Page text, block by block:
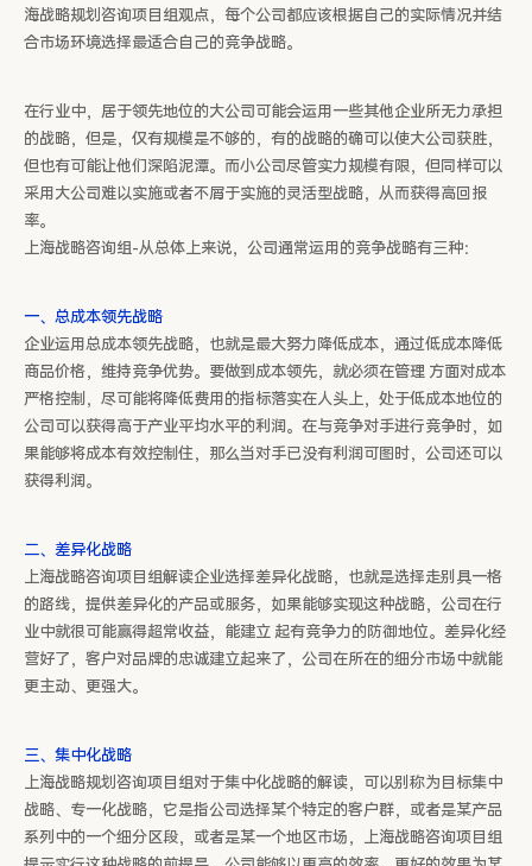
海战略规划咨询项目组观点，每个公司都应该根据自己的实际情况并结
合市场环境选择最适合自己的竞争战略。
在行业中，居于领先地位的大公司可能会运用一些其他企业所无力承担
的战略，但是，仅有规模是不够的，有的战略的确可以使大公司获胜，
但也有可能让他们深陷泥潭。而小公司尽管实力规模有限，但同样可以
采用大公司难以实施或者不屑于实施的灵活型战略，从而获得高回报
率。
上海战略咨询组-从总体上来说，公司通常运用的竞争战略有三种：
一、总成本领先战略
企业运用总成本领先战略，也就是最大努力降低成本，通过低成本降低
商品价格，维持竞争优势。要做到成本领先，就必须在管理 方面对成本
严格控制，尽可能将降低费用的指标落实在人头上，处于低成本地位的
公司可以获得高于产业平均水平的利润。在与竞争对手进行竞争时，如
果能够将成本有效控制住，那么当对手已没有利润可图时，公司还可以
获得利润。
二、差异化战略
上海战略咨询项目组解读企业选择差异化战略，也就是选择走别具一格
的路线，提供差异化的产品或服务，如果能够实现这种战略，公司在行
业中就很可能赢得超常收益，能建立 起有竞争力的防御地位。差异化经
营好了，客户对品牌的忠诚建立起来了，公司在所在的细分市场中就能
更主动、更强大。
三、集中化战略
上海战略规划咨询项目组对于集中化战略的解读，可以别称为目标集中
战略、专一化战略，它是指公司选择某个特定的客户群，或者是某产品
系列中的一个细分区段，或者是某一个地区市场，上海战略咨询项目组